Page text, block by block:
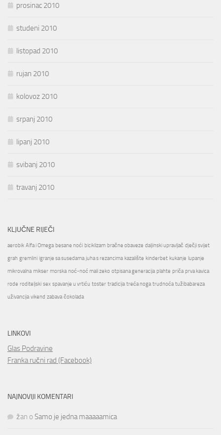
prosinac 2010
studeni 2010
listopad 2010
rujan 2010
kolovoz 2010
srpanj 2010
lipanj 2010
svibanj 2010
travanj 2010
KLJUČNE RIJEČI
aerobik Alfa i Omega besane noći biciklizam bračne obaveze daljinski upravljač dječji svijet
grah gremlini igranje sa susedama juha s rezancima kazalište kinderbet kukanje lupanje
mikrovalna mikser morska noć-noć mali zeko otpisana generacija plahte priča prva kavica
rode roditeljski sex spavanje u vrtiću toster tradicija treća noga trudnoća tužibabareza
uživancija vikend zabava čokolada
LINKOVI
Glas Podravine
Franka ručni rad (Facebook)
NAJNOVIJI KOMENTARI
žan o Samo je jedna maaaaamica